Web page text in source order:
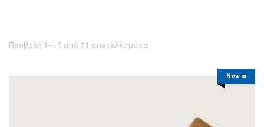
Προβολή 1–15 από 21 αποτελέσματα
New in